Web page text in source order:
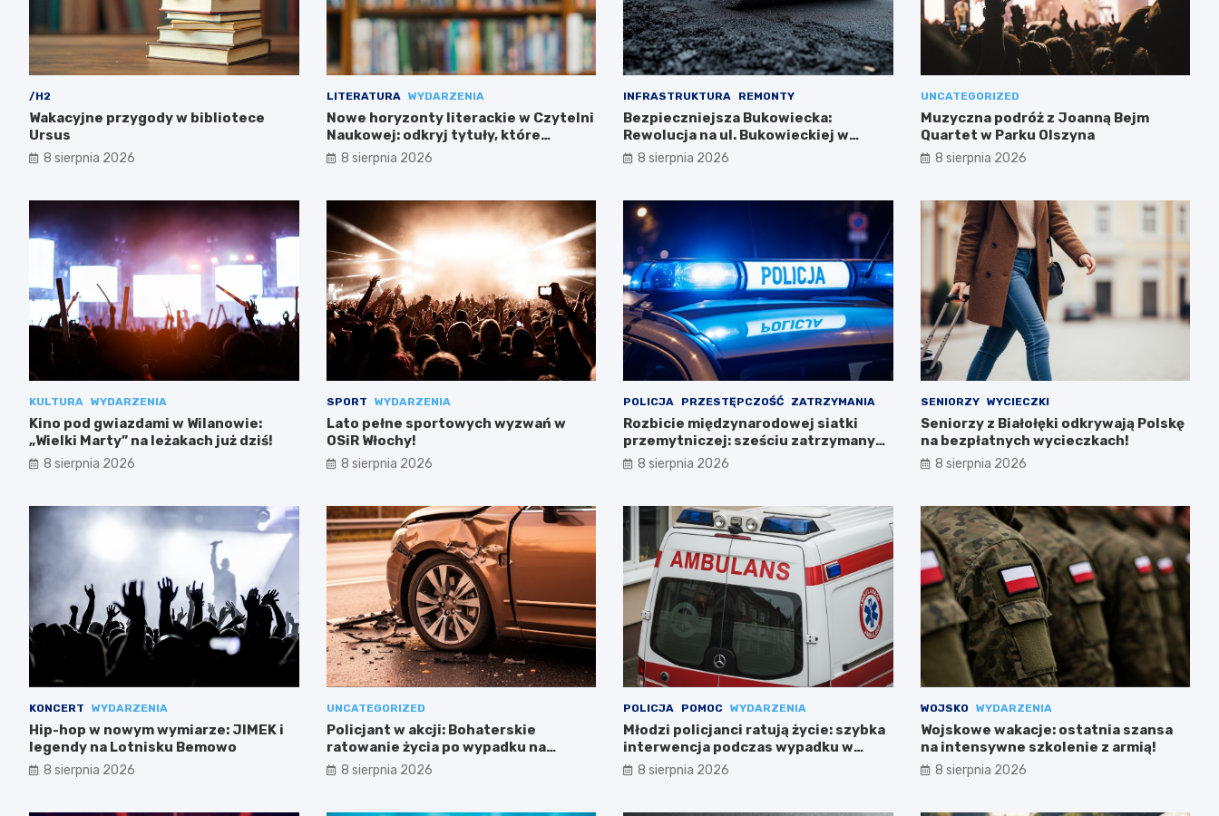
/H2
Wakacyjne przygody w bibliotece
Ursus
8 sierpnia 2026
LITERATURA WYDARZENIA
Nowe horyzonty literackie w Czytelni
Naukowej: odkryj tytuły, które
zachwycą!
8 sierpnia 2026
INFRASTRUKTURA REMONTY
Bezpieczniejsza Bukowiecka:
Rewolucja na ul. Bukowieckiej w
Targówku
8 sierpnia 2026
UNCATEGORIZED
Muzyczna podróż z Joanną Bejm
Quartet w Parku Olszyna
8 sierpnia 2026
KULTURA WYDARZENIA
Kino pod gwiazdami w Wilanowie:
„Wielki Marty” na leżakach już dziś!
8 sierpnia 2026
SPORT WYDARZENIA
Lato pełne sportowych wyzwań w
OSiR Włochy!
8 sierpnia 2026
POLICJA PRZESTĘPCZOŚĆ ZATRZYMANIA
Rozbicie międzynarodowej siatki
przemytniczej: sześciu zatrzymanych
w Polsce
8 sierpnia 2026
SENIORZY WYCIECZKI
Seniorzy z Białołęki odkrywają Polskę
na bezpłatnych wycieczkach!
8 sierpnia 2026
KONCERT WYDARZENIA
Hip-hop w nowym wymiarze: JIMEK i
legendy na Lotnisku Bemowo
8 sierpnia 2026
UNCATEGORIZED
Policjant w akcji: Bohaterskie
ratowanie życia po wypadku na
Mokotowie
8 sierpnia 2026
POLICJA POMOC WYDARZENIA
Młodzi policjanci ratują życie: szybka
interwencja podczas wypadku w
Warszawie
8 sierpnia 2026
WOJSKO WYDARZENIA
Wojskowe wakacje: ostatnia szansa
na intensywne szkolenie z armią!
8 sierpnia 2026